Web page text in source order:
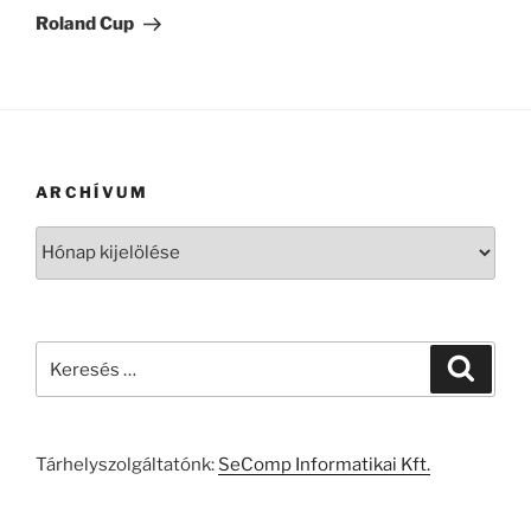
bejegyzés
Roland Cup
ARCHÍVUM
Tárhelyszolgáltatónk: SeComp Informatikai Kft.